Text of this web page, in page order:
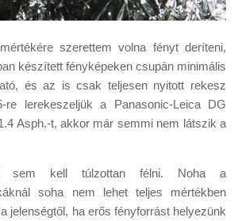
szerettem volna fényt deríteni,
készített fényképeken csupán minimális
és az is csak teljesen nyitott rekesz
re lerekeszeljük a Panasonic-Leica DG
Asph.-t, akkor már semmi nem látszik a
sem kell túlzottan félni. Noha a
soha nem lehet teljes mértékben
jelenségtől, ha erős fényforrást helyezünk